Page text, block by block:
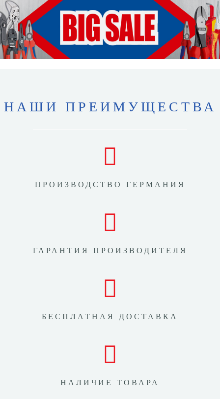
НАШИ ПРЕИМУЩЕСТВА
ПРОИЗВОДСТВО ГЕРМАНИЯ
ГАРАНТИЯ ПРОИЗВОДИТЕЛЯ
БЕСПЛАТНАЯ ДОСТАВКА
НАЛИЧИЕ ТОВАРА